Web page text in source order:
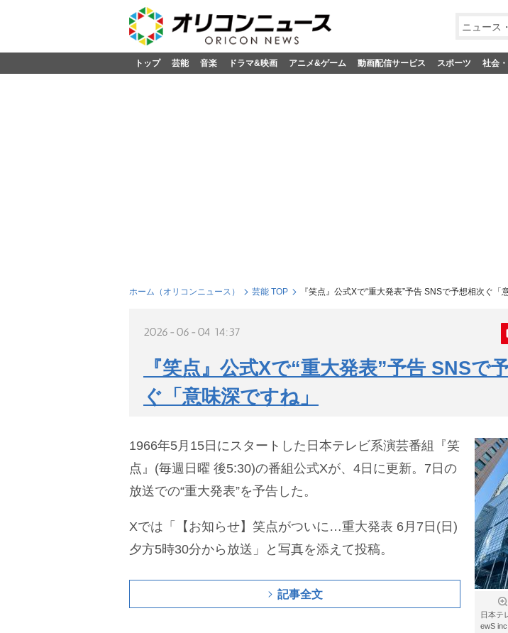
ニュース
トップ 芸能 音楽 ドラマ&映画 アニメ&ゲーム 動画配信サービス スポーツ 社会
ホーム（オリコンニュース） 芸能 TOP 『笑点』公式Xで“重大発表”予告 SNSで予想相次ぐ「
2026-06-04 14:37
『笑点』公式Xで“重大発表”予告 SNSで
ぐ「意味深ですね」
日本テ
ewS inc.
1966年5月15日にスタートした日本テレビ系演芸番組『笑
点』(毎週日曜 後5:30)の番組公式Xが、4日に更新。7日の
放送での“重大発表”を予告した。
Xでは「【お知らせ】笑点がついに…重大発表 6月7日(日)
夕方5時30分から放送」と写真を添えて投稿。
記事全文